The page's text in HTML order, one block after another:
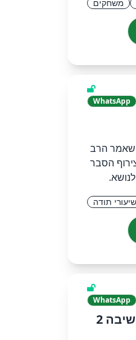
משחקים
WhatsApp
שאמר הרב
הסבר
שיעורי תודה
WhatsApp
2